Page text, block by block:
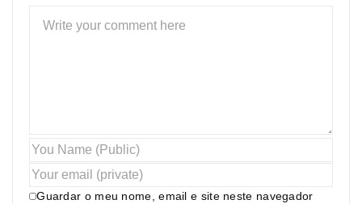
Guardar o meu nome, email e site neste navegador